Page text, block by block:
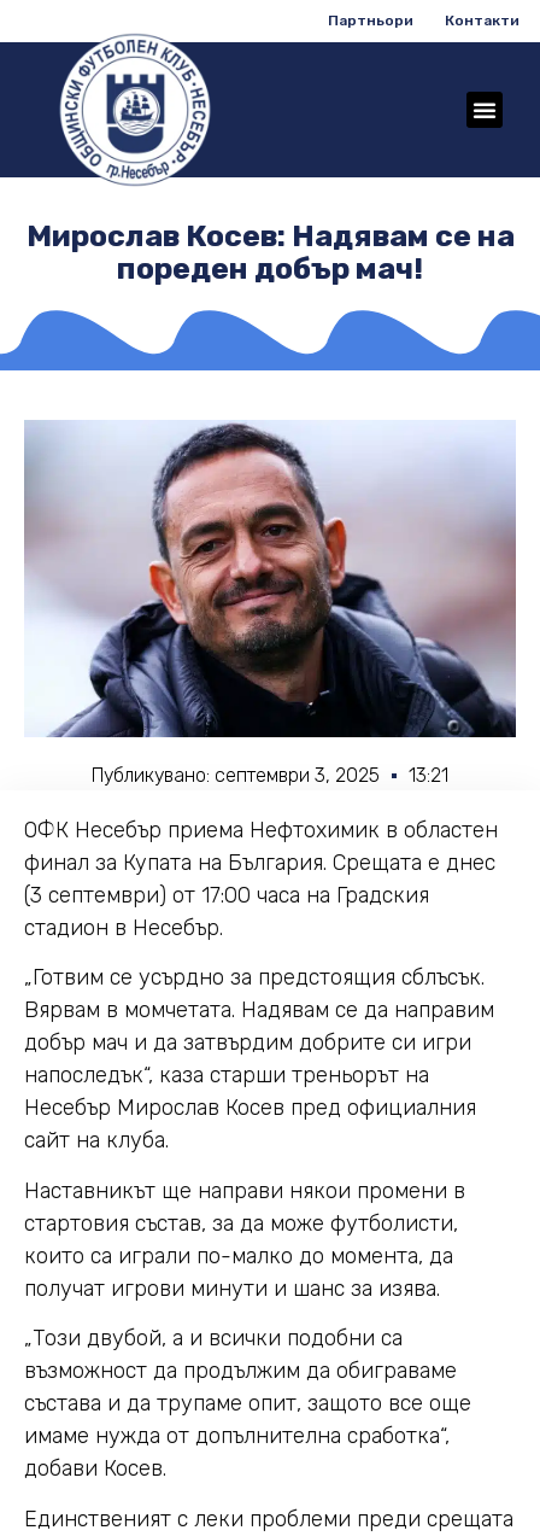
Партньори Контакти
Мирослав Косев: Надявам се на
пореден добър мач!
Публикувано: септември 3, 2025 13:21
ОФК Несебър приема Нефтохимик в областен
финал за Купата на България. Срещата е днес
(3 септември) от 17:00 часа на Градския
стадион в Несебър.
„Готвим се усърдно за предстоящия сблъсък.
Вярвам в момчетата. Надявам се да направим
добър мач и да затвърдим добрите си игри
напоследък“, каза старши треньорът на
Несебър Мирослав Косев пред официалния
сайт на клуба.
Наставникът ще направи някои промени в
стартовия състав, за да може футболисти,
които са играли по-малко до момента, да
получат игрови минути и шанс за изява.
„Този двубой, а и всички подобни са
възможност да продължим да обиграваме
състава и да трупаме опит, защото все още
имаме нужда от допълнителна сработка“,
добави Косев.
Единственият с леки проблеми преди срещата